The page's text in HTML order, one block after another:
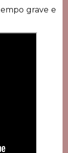
grave e